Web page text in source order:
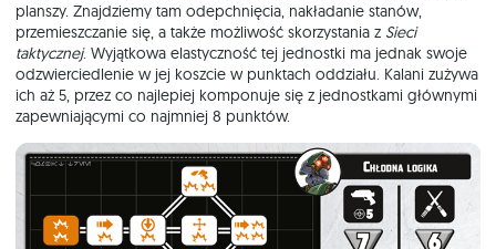
planszy. Znajdziemy tam odepchnięcia, nakładanie stanów,
przemieszczanie się, a także możliwość skorzystania z Sieci
taktycznej. Wyjątkowa elastyczność tej jednostki ma jednak swoje
odzwierciedlenie w jej koszcie w punktach oddziału. Kalani zużywa
ich aż 5, przez co najlepiej komponuje się z jednostkami głównymi
zapewniającymi co najmniej 8 punktów.